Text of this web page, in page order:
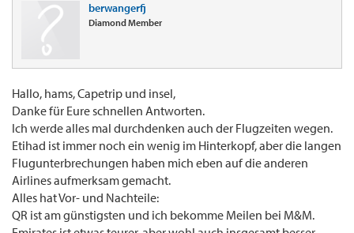
berwangerfj
Diamond Member
Hallo, hams, Capetrip und insel,
Danke für Eure schnellen Antworten.
Ich werde alles mal durchdenken auch der Flugzeiten wegen.
Etihad ist immer noch ein wenig im Hinterkopf, aber die langen
Flugunterbrechungen haben mich eben auf die anderen
Airlines aufmerksam gemacht.
Alles hat Vor- und Nachteile:
QR ist am günstigsten und ich bekomme Meilen bei M&M.